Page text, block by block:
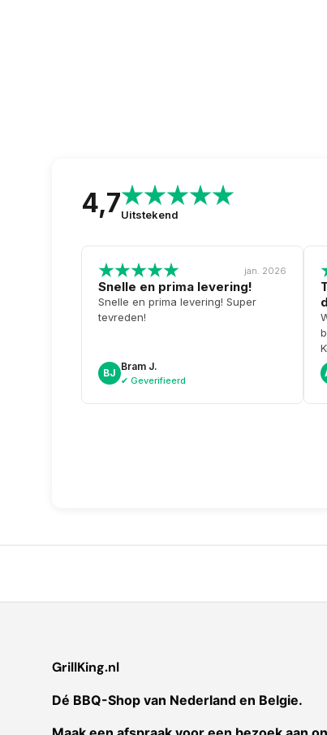
4,7Uitstekend
jan. 2026
Snelle en prima levering!
Snelle en prima levering! Super
tevreden!
BJ
Bram J.
✔ Geverifieerd
GrillKing.nl
Dé BBQ-Shop van Nederland en Belgie.